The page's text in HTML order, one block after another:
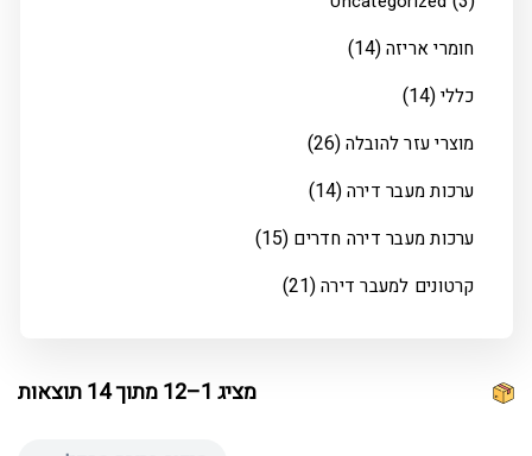
חומרי אריזה(14)
כללי (14)
מוצרי עזר להובלה (26)
ערכות מעבר דירה(14)
ערכות מעבר דירה חדרים (15)
קרטונים למעבר דירה(21)
מציג 1–12 מתוך 14 תוצאות